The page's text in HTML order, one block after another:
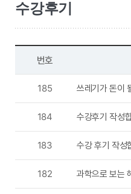
수강후기
번호
185 쓰레기가 돈이
184 수강후기 작성
183 수강 후기 작성
182 과학으로 보는